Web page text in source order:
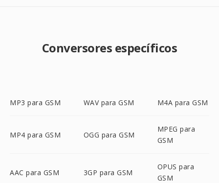
Conversores específicos
MP3 para GSM WAV para GSM M4A para GSM
MP4 para GSM OGG para GSM
MPEG para
GSM
AAC para GSM 3GP para GSM
OPUS para
GSM